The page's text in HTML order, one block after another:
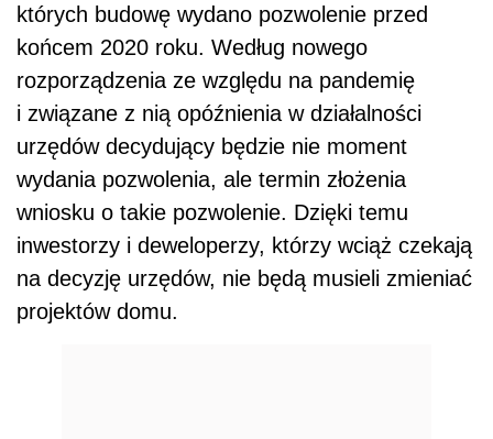
których budowę wydano pozwolenie przed
końcem 2020 roku. Według nowego
rozporządzenia ze względu na pandemię
i związane z nią opóźnienia w działalności
urzędów decydujący będzie nie moment
wydania pozwolenia, ale termin złożenia
wniosku o takie pozwolenie. Dzięki temu
inwestorzy i deweloperzy, którzy wciąż czekają
na decyzję urzędów, nie będą musieli zmieniać
projektów domu.